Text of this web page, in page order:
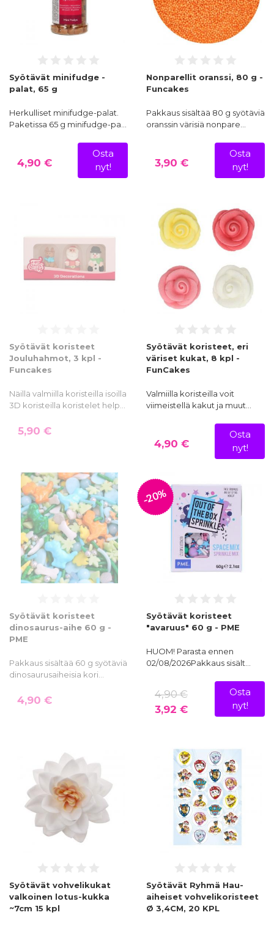
Syötävät minifudge -
palat, 65 g
Herkulliset minifudge-palat.
Paketissa 65 g minifudge-pa…
4,90 €
Osta
nyt!
Nonparellit oranssi, 80 g -
Funcakes
Pakkaus sisältää 80 g syötäviä
oranssin värisiä nonpare…
3,90 €
Osta
nyt!
Syötävät koristeet
Jouluhahmot, 3 kpl -
Funcakes
Näillä valmiilla koristeilla isoilla
3D koristeilla koristelet help…
5,90 €
Syötävät koristeet, eri
väriset kukat, 8 kpl -
FunCakes
Valmiilla koristeilla voit
viimeistellä kakut ja muut…
4,90 €
Osta
nyt!
Syötävät koristeet
dinosaurus-aihe 60 g -
PME
Pakkaus sisältää 60 g syötäviä
dinosaurusaiheisia kori…
4,90 €
-20%
Syötävät koristeet
"avaruus" 60 g - PME
HUOM! Parasta ennen
02/08/2026Pakkaus sisält…
4,90 €
3,92 €
Osta
nyt!
Syötävät vohvelikukat
valkoinen lotus-kukka
~7cm 15 kpl
Syötävät Ryhmä Hau-
aiheiset vohvelikoristeet
Ø 3,4CM, 20 KPL